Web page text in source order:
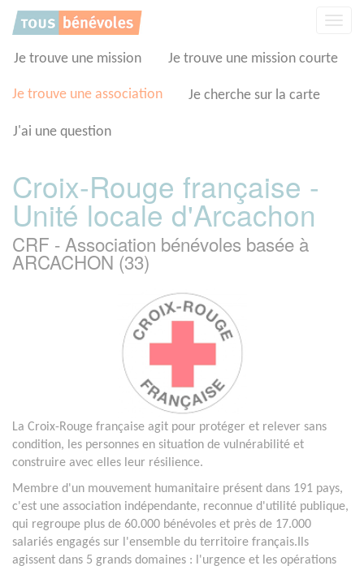
Je trouve une mission Je trouve une mission courte
Je trouve une association Je cherche sur la carte
J'ai une question
Croix-Rouge française -
Unité locale d'Arcachon
CRF - Association bénévoles basée à
ARCACHON (33)
La Croix-Rouge française agit pour protéger et relever sans
condition, les personnes en situation de vulnérabilité et
construire avec elles leur résilience.
Membre d'un mouvement humanitaire présent dans 191 pays,
c'est une association indépendante, reconnue d'utilité publique,
qui regroupe plus de 60.000 bénévoles et près de 17.000
salariés engagés sur l'ensemble du territoire français.Ils
agissent dans 5 grands domaines : l'urgence et les opérations
Panneau de gestion des cookies